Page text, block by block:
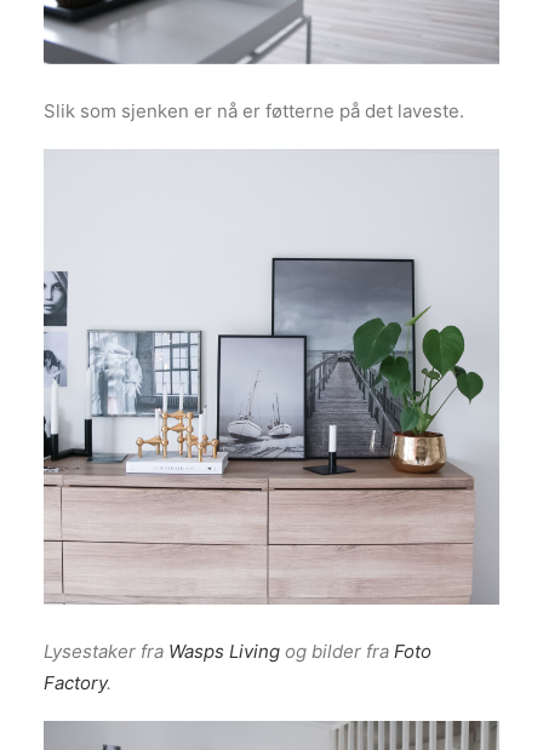
Slik som sjenken er nå er føtterne på det laveste.
Lysestaker fra Wasps Living og bilder fra ​Foto
Factory.